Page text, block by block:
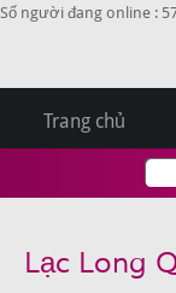
Số người đang online :
Trang chủ
Lạc Long